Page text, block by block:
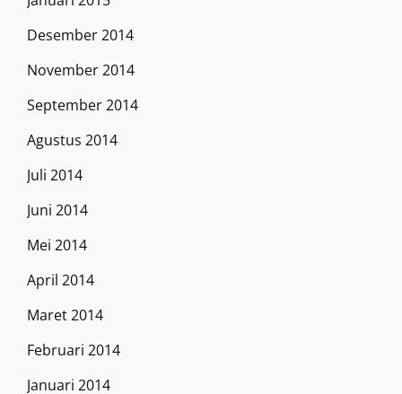
Desember 2014
November 2014
September 2014
Agustus 2014
Juli 2014
Juni 2014
Mei 2014
April 2014
Maret 2014
Februari 2014
Januari 2014